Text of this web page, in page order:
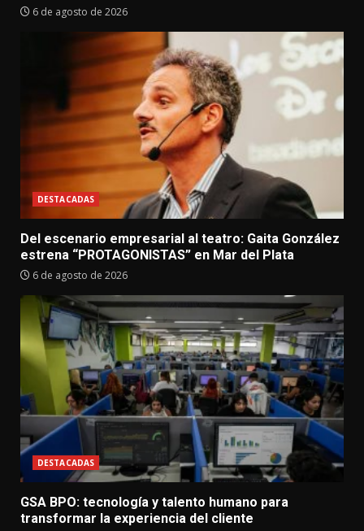
6 de agosto de 2026
DESTACADAS
Del escenario empresarial al teatro: Gaita González
estrena “PROTAGONISTAS” en Mar del Plata
6 de agosto de 2026
DESTACADAS
GSA BPO: tecnología y talento humano para
transformar la experiencia del cliente